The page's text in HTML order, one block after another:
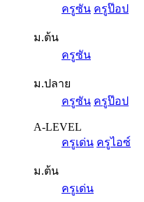
ครูซัน ครูป๊อป
ม.ต้น
ครูซัน
ม.ปลาย
ครูซัน ครูป๊อป
A-LEVEL
ครูเด่น ครูไอซ์
ม.ต้น
ครูเด่น